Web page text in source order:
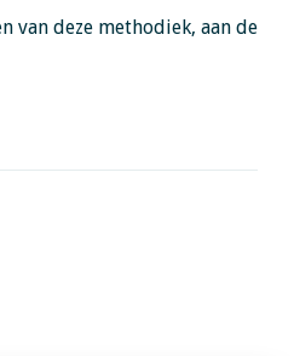
van deze methodiek, aan de